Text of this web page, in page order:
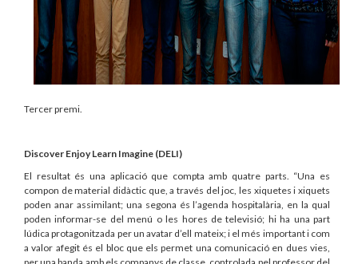
Tercer premi.
Discover Enjoy Learn Imagine (DELI)
El resultat és una aplicació que compta amb quatre parts. “Una es
compon de material didàctic que, a través del joc, les xiquetes i xiquets
poden anar assimilant; una segona és l’agenda hospitalària, en la qual
poden informar-se del menú o les hores de televisió; hi ha una part
lúdica protagonitzada per un avatar d’ell mateix; i el més important i com
a valor afegit és el bloc que els permet una comunicació en dues vies,